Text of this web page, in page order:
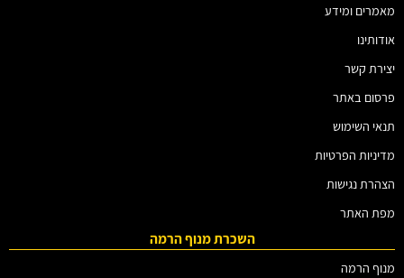
מאמרים ומידע
אודותינו
יצירת קשר
פרסום באתר
תנאי השימוש
מדיניות הפרטיות
הצהרת נגישות
מפת האתר
השכרת מנוף הרמה
מנוף הרמה